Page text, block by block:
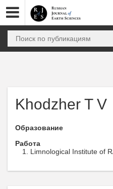
Khodzher T V
Образование
Работа
Limnological Institute of